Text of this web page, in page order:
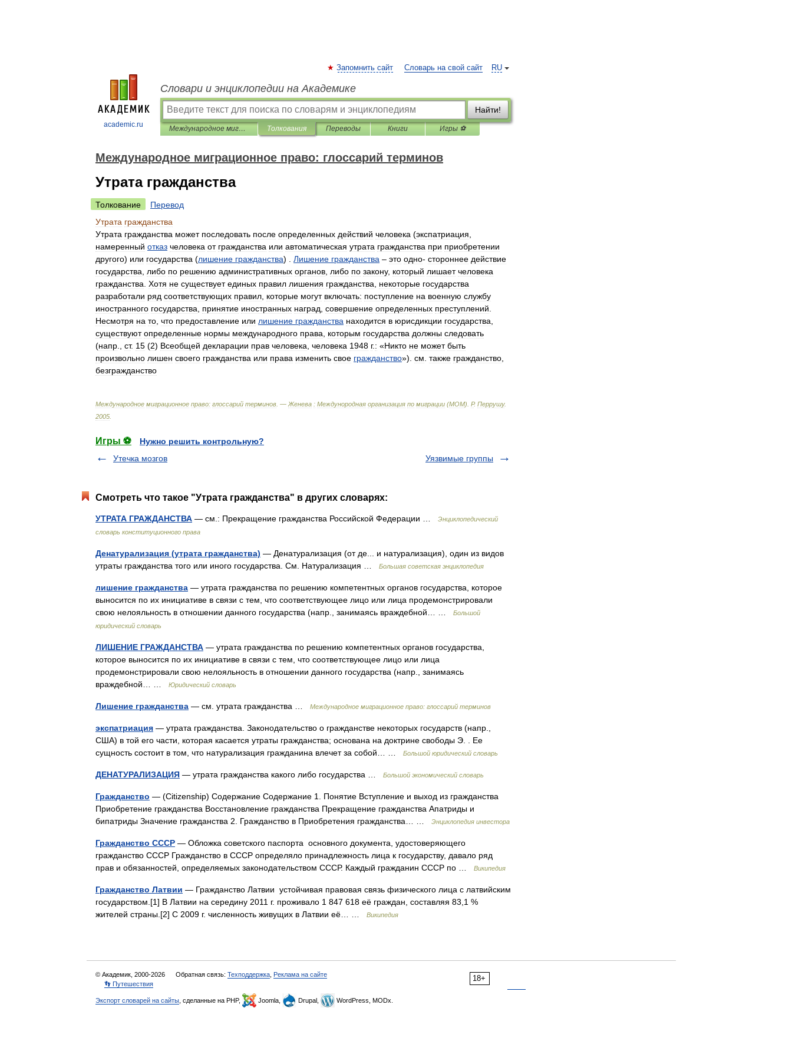
academic.ru
RU
Запомнить сайт Словарь на свой сайт
Словари и энциклопедии на Академике
Найти!
Международное миграционное право: глоссарий терминов Толкования Переводы Книги Игры ⚽
Международное миграционное право: глоссарий терминов
Утрата гражданства
Толкование
Перевод
Утрата гражданства
Утрата гражданства может последовать после определенных действий человека (экспатриация
намеренный отказ человека от гражданства или автоматическая утрата гражданства при приобретении
другого) или государства (лишение гражданства) . Лишение гражданства – это одно- стороннее действие
государства
либо по решению административных органов либо по закону, который лишает человека
гражданства Хотя не существует единых правил лишения гражданства некоторые государства
разработали ряд соответствующих правил которые могут включать: поступление на военную службу
иностранного государства принятие иностранных наград совершение определенных преступлений
Несмотря на то что предоставление или лишение гражданства находится в юрисдикции государства
существуют определенные нормы международного права которым государства должны следовать
(напр ст. 15 (2) Всеобщей декларации прав человека человека 1948 г.: «Никто не может быть
произвольно лишен своего гражданства или права изменить свое гражданство»). см также гражданство
безгражданство
Международное миграционное право: глоссарий терминов . — Женева : Междунородная организация по миграции (МОМ) Р. Перрушу.
2005
Игры ⚽
Нужно решить контрольную?
Утечка мозгов
Уязвимые группы
Смотреть что такое "Утрата гражданства" в других словарях:
УТРАТА ГРАЖДАНСТВА — см.: Прекращение гражданства Российской Федерации …
Энциклопедический
словарь конституционного права
Денатурализация (утрата гражданства) — Денатурализация (от де... и натурализация), один из видов
утраты гражданства того или иного государства. См. Натурализация …
Большая советская энциклопедия
лишение гражданства — утрата гражданства по решению компетентных органов государства, которое
выносится по их инициативе в связи с тем, что соответствующее лицо или лица продемонстрировали
свою нелояльность в отношении данного государства (напр., занимаясь враждебной… …
Большой
юридический словарь
ЛИШЕНИЕ ГРАЖДАНСТВА — утрата гражданства по решению компетентных органов государства,
которое выносится по их инициативе в связи с тем, что соответствующее лицо или лица
продемонстрировали свою нелояльность в отношении данного государства (напр., занимаясь
враждебной… …
Юридический словарь
Лишение гражданства — см. утрата гражданства … Международное миграционное право: глоссарий терминов
экспатриация — утрата гражданства. Законодательство о гражданстве некоторых государств (напр.,
США) в той его части, которая касается утраты гражданства; основана на доктрине свободы Э. . Ее
сущность состоит в том, что натурализация гражданина влечет за собой… …
Большой юридический словарь
ДЕНАТУРАЛИЗАЦИЯ — утрата гражданства какого либо государства … Большой экономический словарь
Гражданство — (Citizenship) Содержание Содержание 1. Понятие Вступление и выход из гражданства
Приобретение гражданства Восстановление гражданства Прекращение гражданства Апатриды и
бипатриды Значение гражданства 2. Гражданство в Приобретения гражданства… …
Энциклопедия инвестора
Гражданство СССР — Обложка советского паспорта основного документа, удостоверяющего
гражданство СССР Гражданство в СССР определяло принадлежность лица к государству, давало ряд
прав и обязанностей, определяемых законодательством СССР. Каждый гражданин СССР по …
Википедия
Гражданство Латвии — Гражданство Латвии устойчивая правовая связь физического лица с латвийским
государством.[1] В Латвии на середину 2011 г. проживало 1 847 618 её граждан, составляя 83,1 %
жителей страны.[2] С 2009 г. численность живущих в Латвии её… …
Википедия
18+
© Академик, 2000-2026 Обратная связь: Техподдержка Реклама на сайте
👣 Путешествия
Экспорт словарей на сайты , сделанные на PHP, Joomla, Drupal, WordPress, MODx.